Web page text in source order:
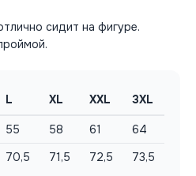
сидит на фигуре.
L XL XXL 3XL
55 58 61
64
70,5 71,5 72,5 73,5